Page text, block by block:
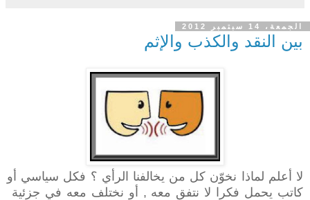
الجمعة، 14 سبتمبر 2012
بين النقد والكذب والإثم
لا أعلم لماذا نخوّن كل من يخالفنا الرأي ؟ فكل سياسي أو
كاتب يحمل فكرا لا نتفق معه , أو نختلف معه في جزئية